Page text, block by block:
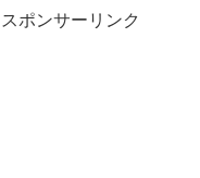
スポンサーリンク